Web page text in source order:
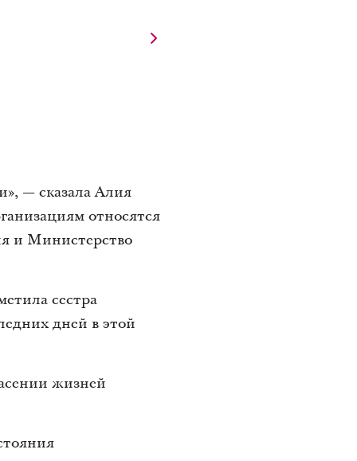
— сказала Алия
относятся
и Министерство
сестра
дней в этой
жизней